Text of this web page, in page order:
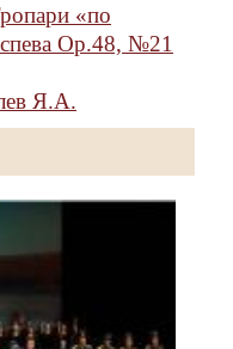
«по
Ор.48, №21
Я.А.